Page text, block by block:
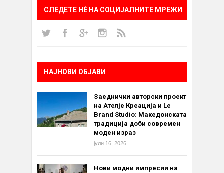
СЛЕДЕТЕ НÈ НА СОЦИЈАЛНИТЕ МРЕЖИ
НАЈНОВИ ОБЈАВИ
Заеднички авторски проект
на Ателје Креација и Le
Brand Studio: Македонската
традиција доби современ
моден израз
јули 16, 2026
Нови модни импресии на